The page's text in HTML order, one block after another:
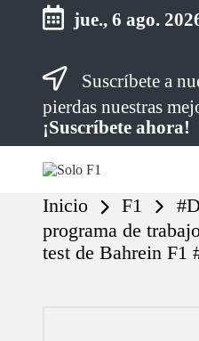
jue., 6 ago.
Suscríbete a
pierdas nuestras
¡Suscríbete ahora!
S
o
F
1
Para
de
F1
Inicio F1
programa de
test de Bahrein F1